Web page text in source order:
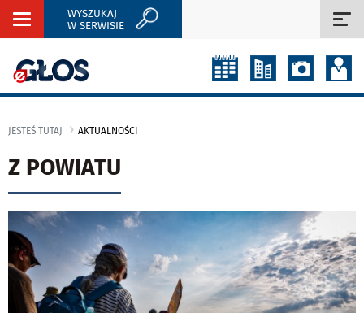
Rozwiń
WYSZUKAJ
W SERWISIE
JESTEŚ TUTAJ AKTUALNOŚCI
Z POWIATU